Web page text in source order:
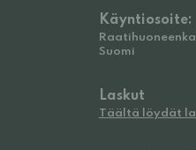
Käyntiosoite:
Suomi
Laskut
Täältä löydät